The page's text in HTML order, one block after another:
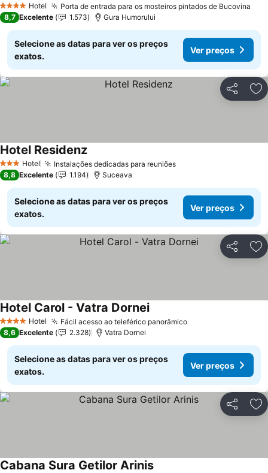
4 EstrelasHotel Porta de entrada para os mosteiros pintados de Bucovina
8,7 Excelente 1.573 Gura Humorului
Selecione as datas para ver os preços
exatos.
Ver preços
Partilhar
3 EstrelasHotel Instalações dedicadas para reuniões
Hotel Residenz
8,8 Excelente 1.194 Suceava
Selecione as datas para ver os preços
exatos.
Ver preços
Partilhar
4 EstrelasHotel Fácil acesso ao teleférico panorâmico
Hotel Carol - Vatra Dornei
8,6 Excelente 2.328 Vatra Dornei
Selecione as datas para ver os preços
exatos.
Ver preços
Partilhar
Cabana Sura Getilor Arinis